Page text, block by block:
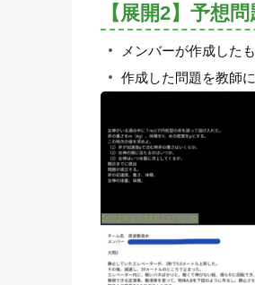
【展開2】予想
メンバーが作成した
作成した問題を教師